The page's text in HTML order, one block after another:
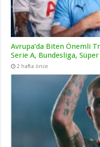
Avrupa’da Biten Önemli
Serie A, Bundesliga,
2 hafta önce